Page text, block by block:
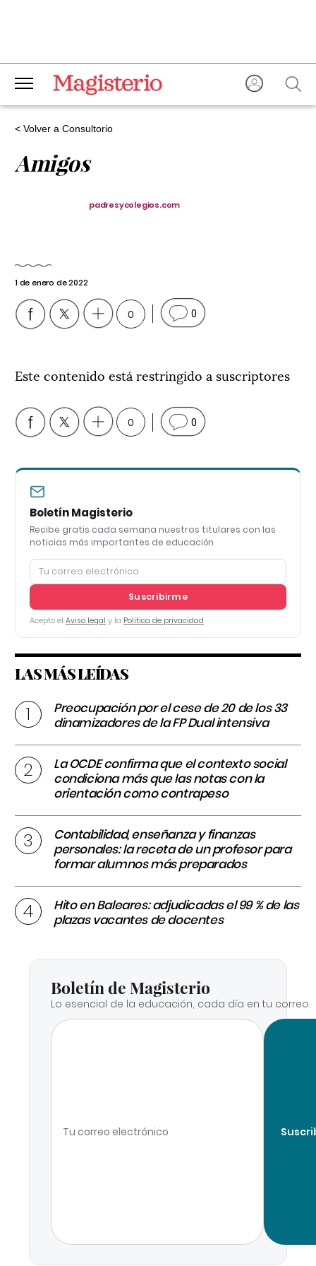
< Volver a Consultorio
Amigos
padresycolegios.com
1 de enero de 2022
0 0
Este contenido está restringido a suscriptores
0 0
Boletín Magisterio
Recibe gratis cada semana nuestros titulares con las
noticias más importantes de educación
Suscribirme
Acepto el Aviso legal y la Política de privacidad
LAS MÁS LEÍDAS
Preocupación por el cese de 20 de los 33
dinamizadores de la FP Dual intensiva
La OCDE confirma que el contexto social
condiciona más que las notas con la
orientación como contrapeso
Contabilidad, enseñanza y finanzas
personales: la receta de un profesor para
formar alumnos más preparados
Hito en Baleares: adjudicadas el 99 % de las
plazas vacantes de docentes
Boletín de Magisterio
Lo esencial de la educación, cada día en tu correo.